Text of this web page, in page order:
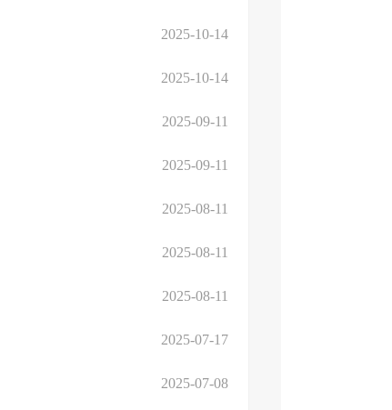
2025-10-14
2025-10-14
2025-09-11
2025-09-11
2025-08-11
2025-08-11
2025-08-11
2025-07-17
2025-07-08